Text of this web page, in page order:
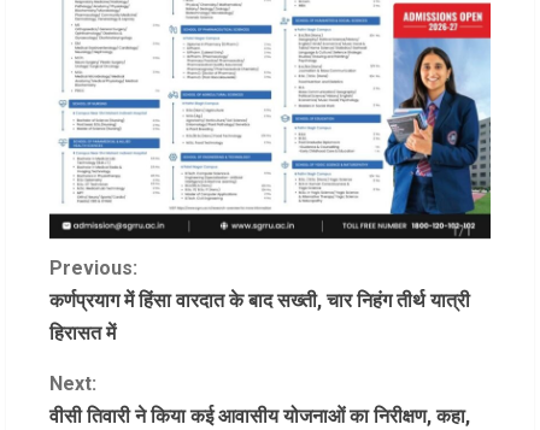
C
o
n
Previous:
कर्णप्रयाग में हिंसा वारदात के बाद सख्ती, चार निहंग तीर्थ यात्री
हिरासत में
Next:
वीसी तिवारी ने किया कई आवासीय योजनाओं का निरीक्षण, कहा,